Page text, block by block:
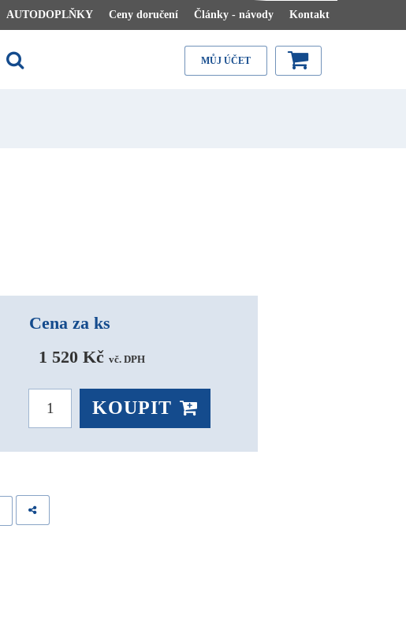
AUTODOPLŇKY Ceny doručení Články - návody Kontakt
MŮJ ÚČET
Cena za ks
1 520 Kč vč. DPH
KOUPIT